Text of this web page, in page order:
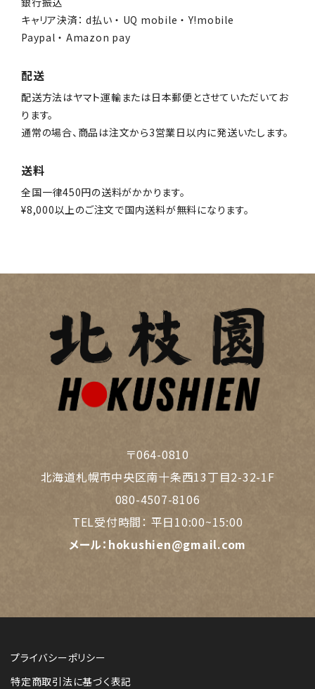
キャリア決済： d払い ・ UQ mobile ・ Y!mobile
Paypal ・ Amazon pay
配送
配送方法はヤマト運輸または日本郵便とさせていただいてお
ります。
通常の場合、商品は注文から3営業日以内に発送いたします。
送料
全国一律450円の送料がかかります。
¥8,000以上のご注文で国内送料が無料になります。
〒064-0810
北海道札幌市中央区南十条西13丁目2-32-1F
080-4507-8106
TEL受付時間： 平日10:00~15:00
メール： hokushien@gmail.com
プライバシーポリシー
特定商取引法に基づく表記